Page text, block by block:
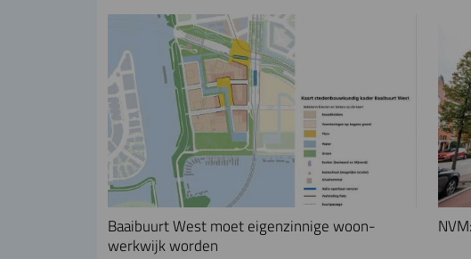
Baaibuurt West moet eigenzinnige woon-
werkwijk worden